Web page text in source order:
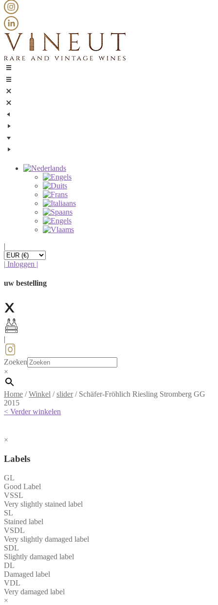
|
| Inloggen |
uw bestelling
Zoeken
×
Home /Winkel /slider/ Schäfer-Fröhlich Riesling Stromberg GG
2015
< Verder winkelen
×
Labels
GL
Good Label
VSSL
Very slightly stained label
SL
Stained label
VSDL
Very slightly damaged label
SDL
Slightly damaged label
DL
Damaged label
VDL
Very damaged label
×